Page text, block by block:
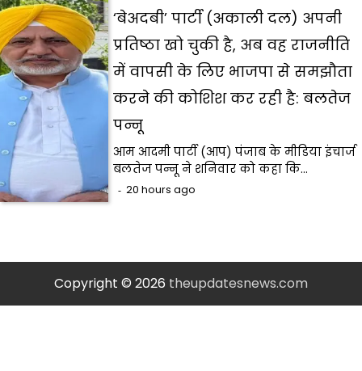
‘बेअदबी’ पार्टी (अकाली दल) अपनी
प्रतिष्ठा खो चुकी है, अब वह राजनीति
में वापसी के लिए भाजपा से समझौता
करने की कोशिश कर रही है: बलतेज
पन्नू
आम आदमी पार्टी (आप) पंजाब के मीडिया इंचार्ज
बलतेज पन्नू ने शनिवार को कहा कि…
20 hours ago
Copyright © 2026 theupdatesnews.com